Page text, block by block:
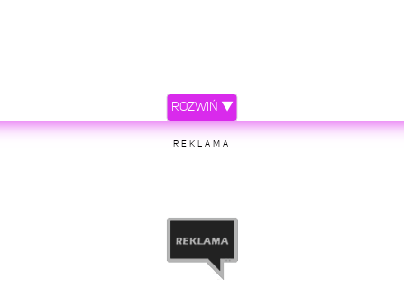
ROZWIŃ ▼
REKLAMA